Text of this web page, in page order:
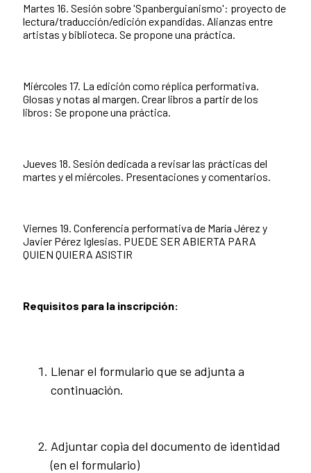
Martes 16. Sesión sobre 'Spanberguianismo': proyecto de
lectura/traducción/edición expandidas. Alianzas entre
artistas y biblioteca. Se propone una práctica.
Miércoles 17. La edición como réplica performativa.
Glosas y notas al margen. Crear libros a partir de los
libros: Se propone una práctica.
Jueves 18. Sesión dedicada a revisar las prácticas del
martes y el miércoles. Presentaciones y comentarios.
Viernes 19. Conferencia performativa de María Jérez y
Javier Pérez Iglesias. PUEDE SER ABIERTA PARA
QUIEN QUIERA ASISTIR
Requisitos para la inscripción:
Llenar el formulario que se adjunta a
continuación.
Adjuntar copia del documento de identidad
(en el formulario)